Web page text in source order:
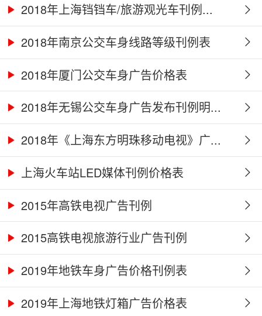
2018年上海铛铛车/旅游观光车刊例...
2018年南京公交车身线路等级刊例表
2018年厦门公交车身广告价格表
2018年无锡公交车身广告发布刊例明...
2018年《上海东方明珠移动电视》广...
上海火车站LED媒体刊例价格表
2015年高铁电视广告刊例
2015高铁电视旅游行业广告刊例
2019年地铁车身广告价格刊例表
2019年上海地铁灯箱广告价格表